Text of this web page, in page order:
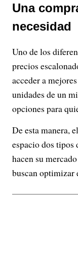
Una
necesidad
Uno de los
precios
acceder a
unidades de un
opciones para
De esta manera,
espacio dos tipos
hacen su
buscan optimizar